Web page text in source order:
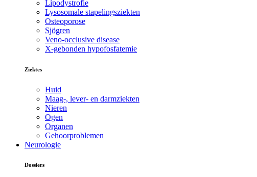
Lipodystrofie
Lysosomale stapelingsziekten
Osteoporose
Sjögren
Veno-occlusive disease
X-gebonden hypofosfatemie
Ziektes
Huid
Maag-, lever- en darmziekten
Nieren
Ogen
Organen
Gehoorproblemen
Neurologie
Dossiers